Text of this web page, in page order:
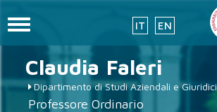
contenuto
principale
IT EN
Toggle
Claudia Faleri
Dipartimento di Studi Aziendali e Giuridici
Professore Ordinario